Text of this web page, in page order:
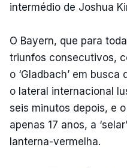
intermédio de Joshua
O Bayern, que para
triunfos consecutivos,
o ‘Gladbach’ em
o lateral internacional
seis minutos depois, e
apenas 17 anos, a
lanterna-vermelha.